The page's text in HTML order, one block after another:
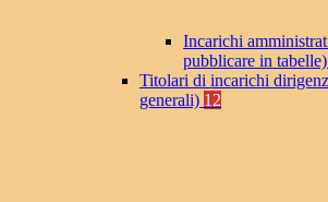
Incarichi
pubblicare in tabelle)
Titolari di incarichi
generali) 12